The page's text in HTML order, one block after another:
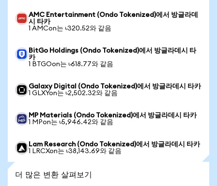
AMC Entertainment (Ondo Tokenized)에서 방글라데
시 타카
1 AMCon는 ৳320.52와 같음
BitGo Holdings (Ondo Tokenized)에서 방글라데시 타
카
1 BTGOon는 ৳618.77와 같음
Galaxy Digital (Ondo Tokenized)에서 방글라데시 타카
1 GLXYon는 ৳2,502.32와 같음
MP Materials (Ondo Tokenized)에서 방글라데시 타카
1 MPon는 ৳5,946.42와 같음
Lam Research (Ondo Tokenized)에서 방글라데시 타카
1 LRCXon는 ৳38,143.69와 같음
더 많은 변환 살펴보기